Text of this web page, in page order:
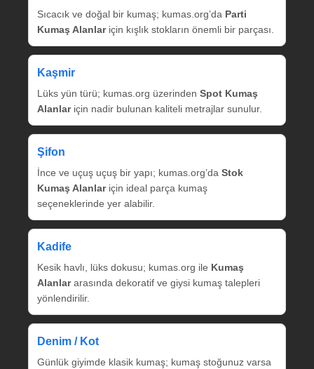
Sıcacık ve doğal bir kumaş; kumas.org’da Parti
Kumaş Alanlariçin kışlık stokların önemli bir parçası.
Kaşmir
Lüks yün türü; kumas.org üzerinden Spot Kumaş
Alanlariçin nadir bulunan kaliteli metrajlar sunulur.
Şifon
İnce ve uçuş uçuş bir yapı; kumas.org’da Stok
Kumaş Alanlariçin ideal parça kumaş
seçeneklerinde yer alabilir.
Kadife
Kesik havlı, lüks dokusu; kumas.org ile Kumaş
Alanlararasında dekoratif ve giysi kumaş talepleri
yönlendirilir.
Denim / Kot
Günlük giyimde klasik kumaş; kumaş stoğunuz varsa